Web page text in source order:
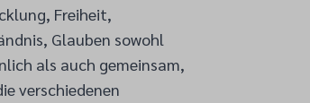
Freiheit,
Glauben sowohl
als auch gemeinsam,
verschiedenen